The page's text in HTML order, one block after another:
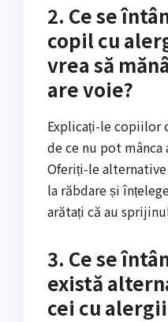
2. Ce se
copil cu
vrea să
are voie?
Explicați-le copiilor
de ce nu pot
Oferiți-le alternative
la răbdare și
arătați că au
3. Ce se
există
cei cu